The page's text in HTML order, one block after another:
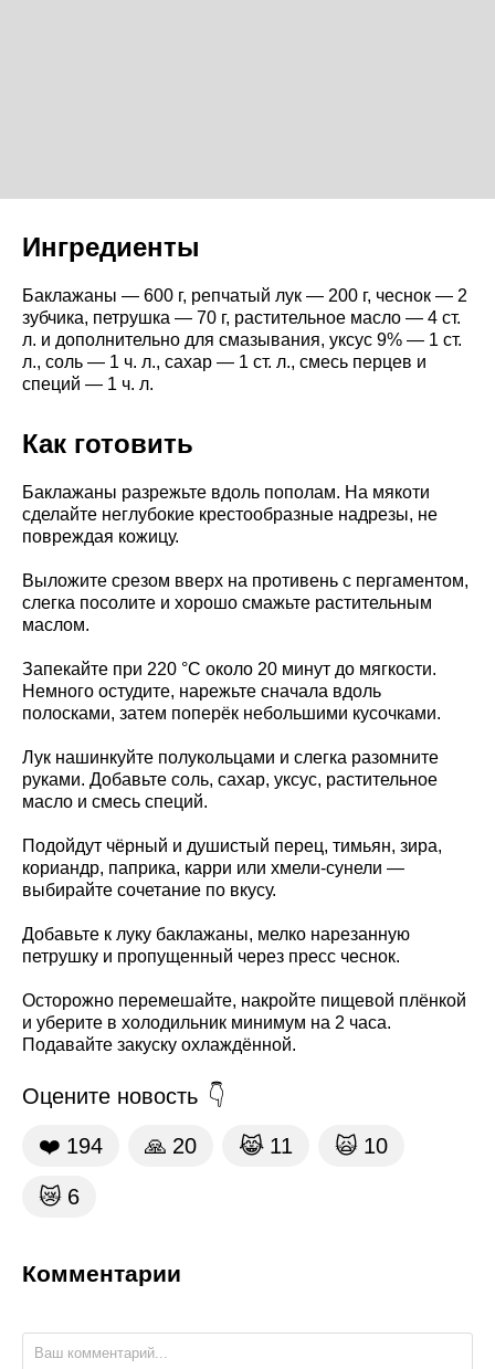
Ингредиенты
Баклажаны — 600 г, репчатый лук — 200 г, чеснок — 2
зубчика, петрушка — 70 г, растительное масло — 4 ст.
л. и дополнительно для смазывания, уксус 9% — 1 ст.
л., соль — 1 ч. л., сахар — 1 ст. л., смесь перцев и
специй — 1 ч. л.
Как готовить
Баклажаны разрежьте вдоль пополам. На мякоти
сделайте неглубокие крестообразные надрезы, не
повреждая кожицу.
Выложите срезом вверх на противень с пергаментом,
слегка посолите и хорошо смажьте растительным
маслом.
Запекайте при 220 °C около 20 минут до мягкости.
Немного остудите, нарежьте сначала вдоль
полосками, затем поперёк небольшими кусочками.
Лук нашинкуйте полукольцами и слегка разомните
руками. Добавьте соль, сахар, уксус, растительное
масло и смесь специй.
Подойдут чёрный и душистый перец, тимьян, зира,
кориандр, паприка, карри или хмели-сунели —
выбирайте сочетание по вкусу.
Добавьте к луку баклажаны, мелко нарезанную
петрушку и пропущенный через пресс чеснок.
Осторожно перемешайте, накройте пищевой плёнкой
и уберите в холодильник минимум на 2 часа.
Подавайте закуску охлаждённой.
Оцените новость
❤️ 194 🙏 20 😹 11 🙀 10
😿 6
Комментарии